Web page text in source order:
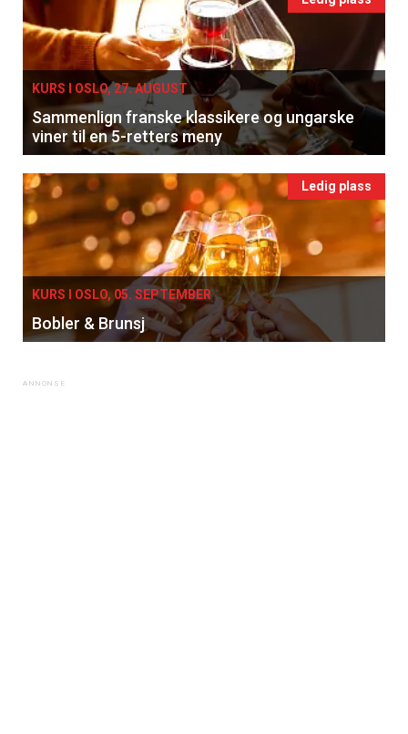
KURS I OSLO, 27. AUGUST
Sammenlign franske klassikere og ungarske
viner til en 5-retters meny
Ledig plass
KURS I OSLO, 05. SEPTEMBER
Bobler & Brunsj